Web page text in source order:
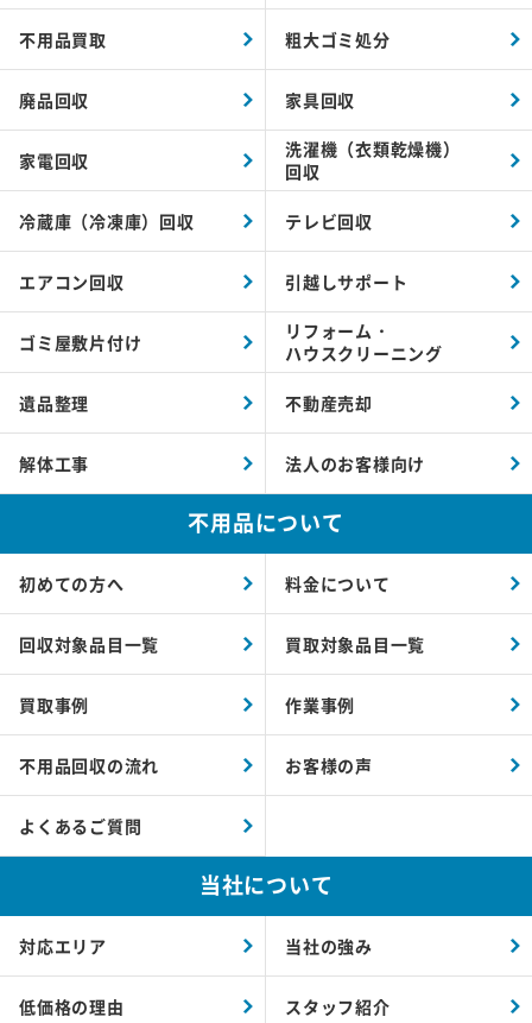
不用品買取 粗大ゴミ処分
廃品回収 家具回収
家電回収
洗濯機（衣類乾燥機）
回収
冷蔵庫（冷凍庫）回収 テレビ回収
エアコン回収 引越しサポート
ゴミ屋敷片付け
リフォーム・
ハウスクリーニング
遺品整理 不動産売却
解体工事 法人のお客様向け
不用品について
初めての方へ 料金について
回収対象品目一覧 買取対象品目一覧
買取事例 作業事例
不用品回収の流れ お客様の声
よくあるご質問
当社について
対応エリア 当社の強み
低価格の理由 スタッフ紹介